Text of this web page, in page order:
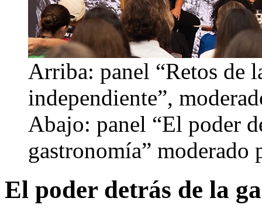
Arriba: panel “Retos de
independiente”,
Abajo: panel “El poder
gastronomía”
El poder detrás de la